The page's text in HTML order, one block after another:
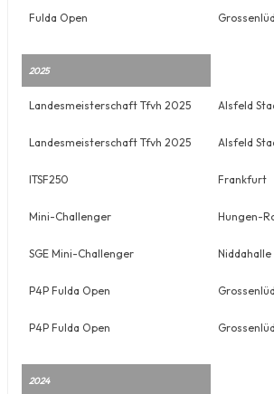
Fulda Open
2025
Landesmeisterschaft Tfvh 2025 Alsfeld
Landesmeisterschaft Tfvh 2025 Alsfeld
ITSF250 Frankfurt
Mini-Challenger Hungen-
SGE Mini-Challenger
P4P Fulda Open
P4P Fulda Open
2024